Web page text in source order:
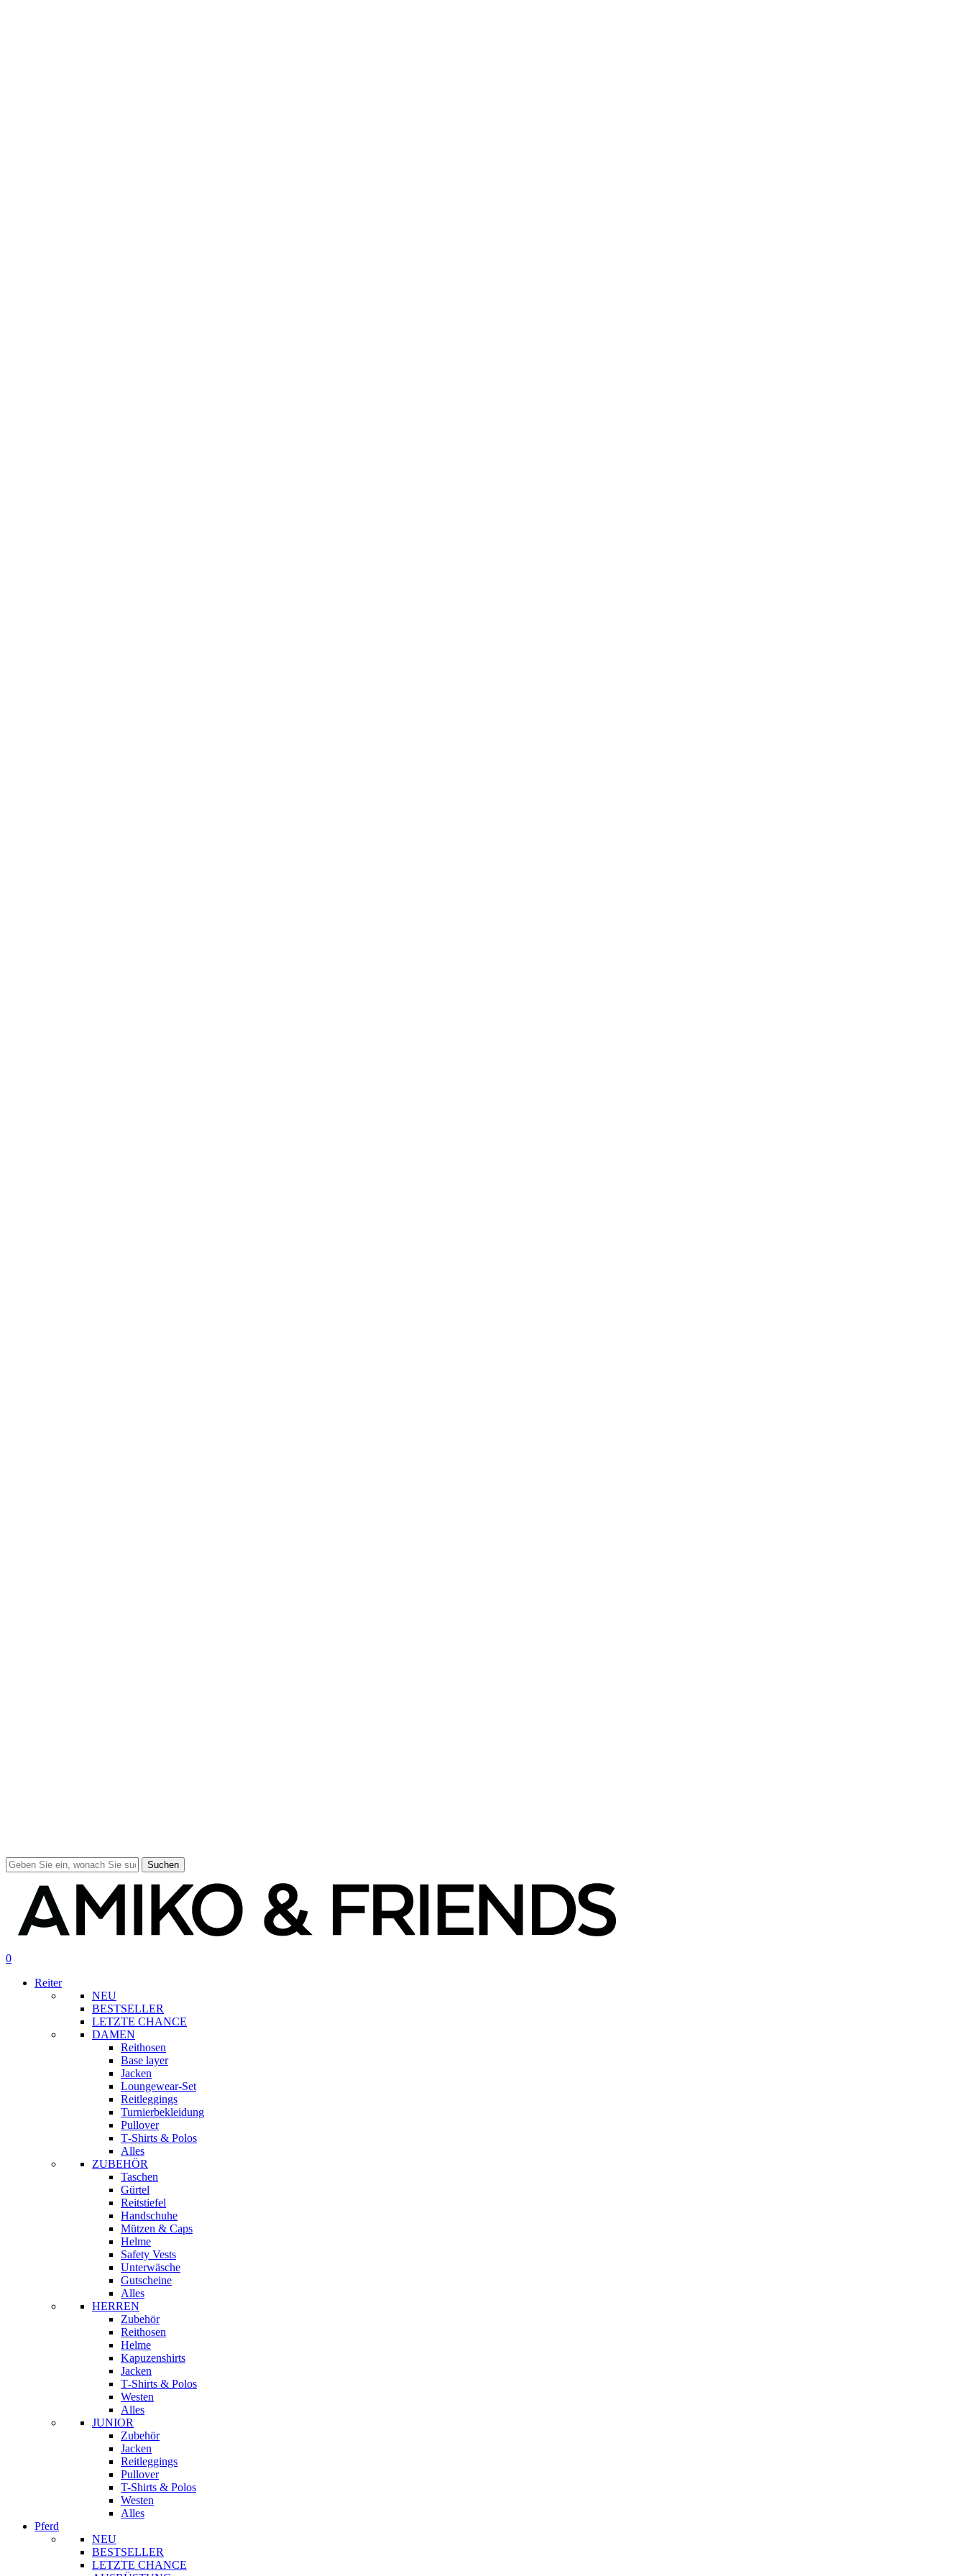
Suchen
schließen
Suche
Konto
0
Reiter
NEU
BESTSELLER
LETZTE CHANCE
DAMEN
Reithosen
Base layer
Jacken
Loungewear-Set
Reitleggings
Turnierbekleidung
Pullover
T‑Shirts & Polos
Alles
ZUBEHÖR
Taschen
Gürtel
Reitstiefel
Handschuhe
Mützen & Caps
Helme
Safety Vests
Unterwäsche
Gutscheine
Alles
HERREN
Zubehör
Reithosen
Helme
Kapuzenshirts
Jacken
T‑Shirts & Polos
Westen
Alles
JUNIOR
Zubehör
Jacken
Reitleggings
Pullover
T-Shirts & Polos
Westen
Alles
Pferd
NEU
BESTSELLER
LETZTE CHANCE